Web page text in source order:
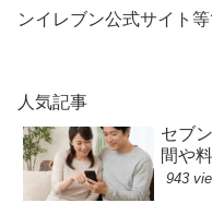
ンイレブン公式サイト
人気記事
セブ
間や
943